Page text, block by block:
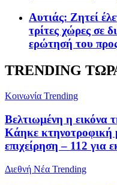
Αυτιάς: Ζητεί
τρίτες χώρες σε
ερώτησή του
TRENDING
Κοινωνία Trending
Βελτιωμένη η εικόνα
Κάηκε κτηνοτροφική
επιχείρηση – 112 για
Διεθνή Νέα Trending